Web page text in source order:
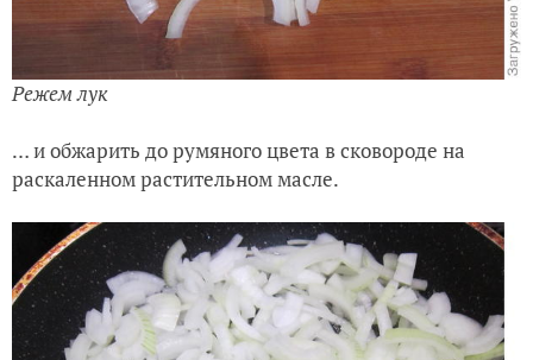
Режем лук
… и обжарить до румяного цвета в сковороде на
раскаленном растительном масле.